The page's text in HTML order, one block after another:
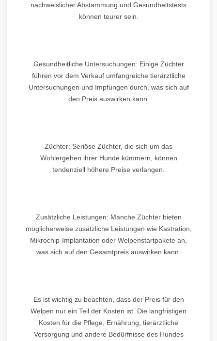
nachweislicher Abstammung und Gesundheitstests
können teurer sein.
Gesundheitliche Untersuchungen: Einige Züchter
führen vor dem Verkauf umfangreiche tierärztliche
Untersuchungen und Impfungen durch, was sich auf
den Preis auswirken kann.
Züchter: Seriöse Züchter, die sich um das
Wohlergehen ihrer Hunde kümmern, können
tendenziell höhere Preise verlangen.
Zusätzliche Leistungen: Manche Züchter bieten
möglicherweise zusätzliche Leistungen wie Kastration,
Mikrochip-Implantation oder Welpenstartpakete an,
was sich auf den Gesamtpreis auswirken kann.
Es ist wichtig zu beachten, dass der Preis für den
Welpen nur ein Teil der Kosten ist. Die langfristigen
Kosten für die Pflege, Ernährung, tierärztliche
Versorgung und andere Bedürfnisse des Hundes